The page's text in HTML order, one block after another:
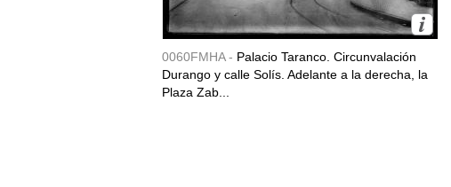
0060FMHA - Palacio Taranco. Circunvalación
Durango y calle Solís. Adelante a la derecha, la
Plaza Zab...